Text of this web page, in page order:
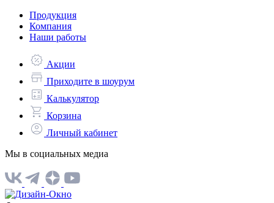
Продукция
Компания
Наши работы
Акции
Приходите в шоурум
Калькулятор
Корзина
Личный кабинет
Мы в социальных медиа